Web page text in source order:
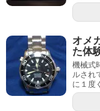
オメ
た体
機械式
ルされ
に１度